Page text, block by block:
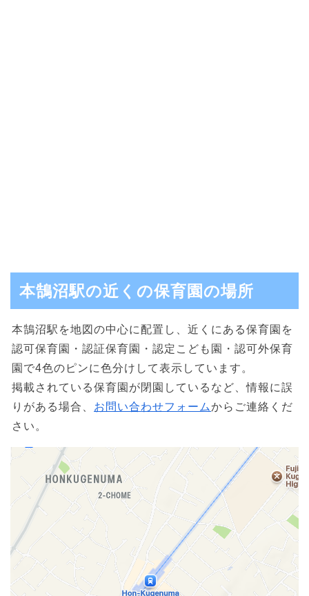
本鵠沼駅の近くの保育園の場所
本鵠沼駅を地図の中心に配置し、近くにある保育園を
認可保育園・認証保育園・認定こども園・認可外保育
園で4色のピンに色分けして表示しています。
掲載されている保育園が閉園しているなど、情報に誤
りがある場合、 お問い合わせフォームからご連絡くだ
さい。